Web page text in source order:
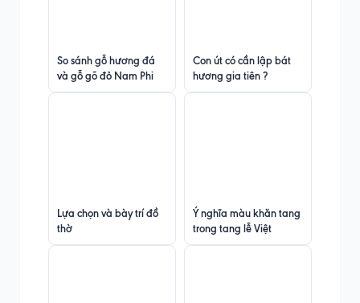
So sánh gỗ hương đá
và gỗ gõ đỏ Nam Phi
Con út có cần lập bát
hương gia tiên ?
Lựa chọn và bày trí đồ
thờ
Ý nghĩa màu khăn tang
trong tang lễ Việt